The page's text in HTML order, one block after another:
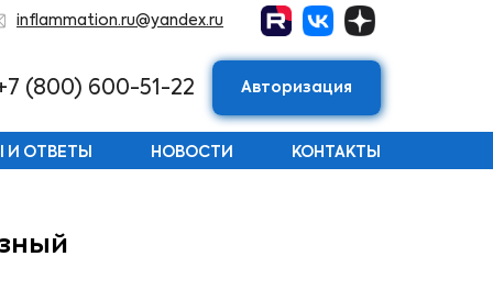
inflammation.ru@yandex.ru
(800) 600-51-22 Авторизация
И ОТВЕТЫ НОВОСТИ КОНТАКТЫ